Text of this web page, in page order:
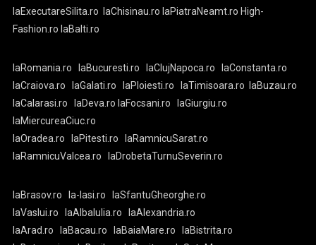
laExecutareSilita.ro
laChisinau.ro laPiatraNeamt.ro High-
Fashion.ro laBalti.ro
laRomania.ro laBucuresti.ro laClujNapoca.ro
laConstanta.ro
laCraiova.ro
laGalati.ro laPloiesti.ro laTimisoara.ro
laBuzau.ro
laCalarasi.ro
laDeva.ro laFocsani.ro
laGiurgiu.ro
laMiercureaCiuc.ro
laOradea.ro
laPitesti.ro
laRamnicuSarat.ro
laRamnicuValcea.ro
laDrobetaTurnuSeverin.ro
laBrasov.ro la-Iasi.ro
laSfantuGheorghe.ro
laVaslui.ro
laAlbaIulia.ro
laAlexandria.ro
laArad.ro
laBacau.ro laBaiaMare.ro
laBistrita.ro